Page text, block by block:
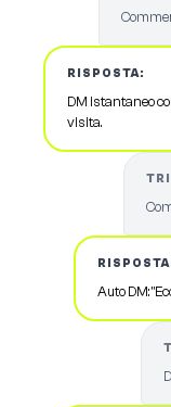
RISPOSTA:
DM istantaneo
visita.
Auto DM: